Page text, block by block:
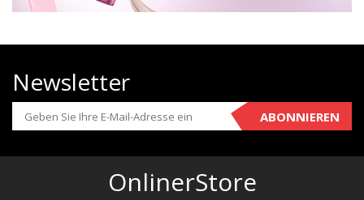
Newsletter
ABONNIEREN
OnlinerStore